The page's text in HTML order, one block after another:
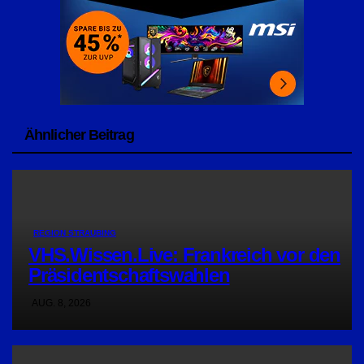
Ähnlicher Beitrag
REGION STRAUBING
VHS.Wissen.Live: Frankreich vor den
Präsidentschaftswahlen